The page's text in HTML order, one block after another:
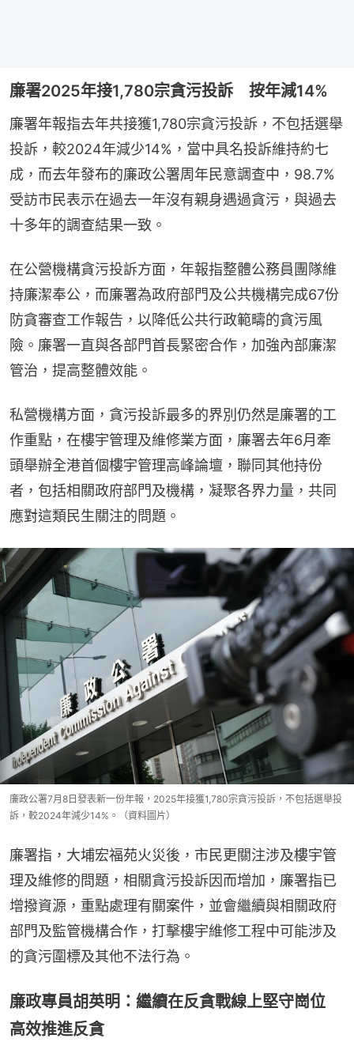
廉署2025年接1,780宗貪污投訴 按年減14%
廉署年報指去年共接獲1,780宗貪污投訴，不包括選舉
投訴，較2024年減少14%，當中具名投訴維持約七
成，而去年發布的廉政公署周年民意調查中，98.7%
受訪市民表示在過去一年沒有親身遇過貪污，與過去
十多年的調查結果一致。
在公營機構貪污投訴方面，年報指整體公務員團隊維
持廉潔奉公，而廉署為政府部門及公共機構完成67份
防貪審查工作報告，以降低公共行政範疇的貪污風
險。廉署一直與各部門首長緊密合作，加強內部廉潔
管治，提高整體效能。
私營機構方面，貪污投訴最多的界別仍然是廉署的工
作重點，在樓宇管理及維修業方面，廉署去年6月牽
頭舉辦全港首個樓宇管理高峰論壇，聯同其他持份
者，包括相關政府部門及機構，凝聚各界力量，共同
應對這類民生關注的問題。
廉政公署7月8日發表新一份年報，2025年接獲1,780宗貪污投訴，不包括選舉投
訴，較2024年減少14%。（資料圖片）
廉署指，大埔宏福苑火災後，市民更關注涉及樓宇管
理及維修的問題，相關貪污投訴因而增加，廉署指已
增撥資源，重點處理有關案件，並會繼續與相關政府
部門及監管機構合作，打擊樓宇維修工程中可能涉及
的貪污圍標及其他不法行為。
廉政專員胡英明：繼續在反貪戰線上堅守崗位
高效推進反貪